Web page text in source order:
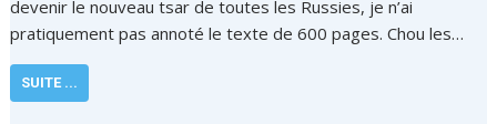
devenir le nouveau tsar de toutes les Russies, je n’ai
pratiquement pas annoté le texte de 600 pages. Chou les…
SUITE ...